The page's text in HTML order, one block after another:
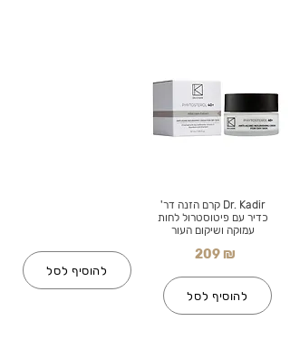
להוסיף לסל
Dr. Kadir קרם הזנה דר'
כדיר עם פיטוסטרול לחות
עמוקה ושיקום העור
209 ₪
להוסיף לסל